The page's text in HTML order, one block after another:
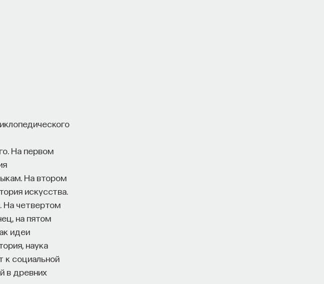
На первом
На втором
искусства.
На четвертом
на пятом
идеи
наука
к социальной
в древних